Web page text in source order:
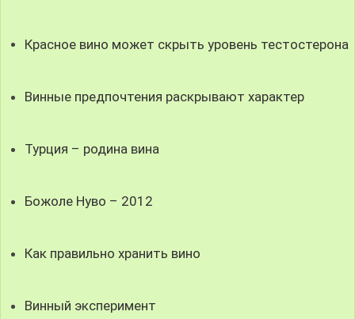
Красное вино может скрыть уровень тестостерона
Винные предпочтения раскрывают характер
Турция – родина вина
Божоле Нуво – 2012
Как правильно хранить вино
Винный эксперимент